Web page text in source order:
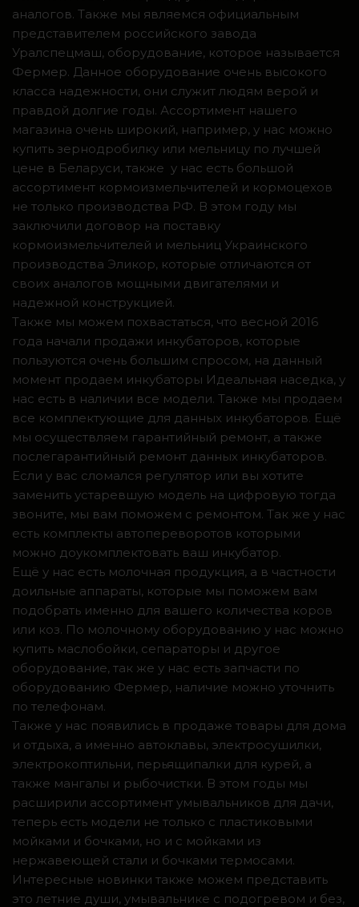
аналогов. Также мы являемся официальным
представителем российского завода
Уралспецмаш, оборудование, которое называется
Фермер. Данное оборудование очень высокого
класса надежности, они служит людям верой и
правдой долгие годы. Ассортимент нашего
магазина очень широкий, например, у нас можно
купить зернодробилку или мельницу по лучшей
цене в Беларуси, также у нас есть большой
ассортимент кормоизмельчителей и кормоцехов
не только производства РФ. В этом году мы
заключили договор на поставку
кормоизмельчителей и мельниц Украинского
производства Эликор, которые отличаются от
своих аналогов мощными двигателями и
надежной конструкцией.
Также мы можем похвастаться, что весной 2016
года начали продажи инкубаторов, которые
пользуются очень большим спросом, на данный
момент продаем инкубаторы Идеальная наседка, у
нас есть в наличии все модели. Также мы продаем
все комплектующие для данных инкубаторов. Ещё
мы осуществляем гарантийный ремонт, а также
послегарантийный ремонт данных инкубаторов.
Если у вас сломался регулятор или вы хотите
заменить устаревшую модель на цифровую тогда
звоните, мы вам поможем с ремонтом. Так же у нас
есть комплекты автопереворотов которыми
можно доукомплектовать ваш инкубатор.
Ещё у нас есть молочная продукция, а в частности
доильные аппараты, которые мы поможем вам
подобрать именно для вашего количества коров
или коз. По молочному оборудованию у нас можно
купить маслобойки, сепараторы и другое
оборудование, так же у нас есть запчасти по
оборудованию Фермер, наличие можно уточнить
по телефонам.
Также у нас появились в продаже товары для дома
и отдыха, а именно автоклавы, электросушилки,
электрокоптильни, перьящипалки для курей, а
также мангалы и рыбочистки. В этом годы мы
расширили ассортимент умывальников для дачи,
теперь есть модели не только с пластиковыми
мойками и бочками, но и с мойками из
нержавеющей стали и бочками термосами.
Интересные новинки также можем представить
это летние души, умывальнике с подогревом и без,